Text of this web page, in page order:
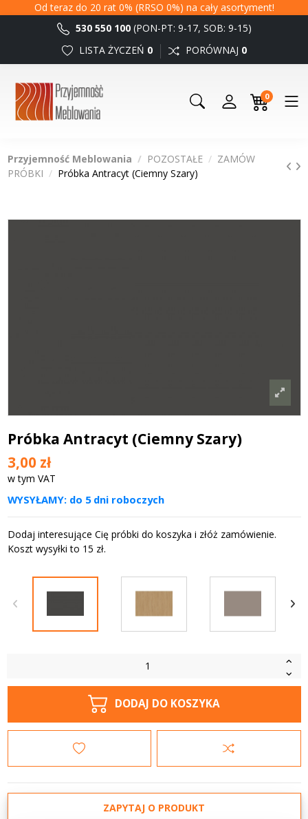
Od teraz do 20 rat 0% (RRSO 0%) na cały asortyment!
530 550 100 (PON-PT: 9-17, SOB: 9-15)
LISTA ŻYCZEŃ 0 PORÓWNAJ 0
0
Przyjemność Meblowania POZOSTAŁE
ZAMÓW
PRÓBKI
Próbka Antracyt (Ciemny Szary)
Próbka Antracyt (Ciemny Szary)
3,00 zł
w tym VAT
WYSYŁAMY: do 5 dni roboczych
Dodaj interesujące Cię próbki do koszyka i złóż zamówienie.
Koszt wysyłki to 15 zł.
DODAJ DO KOSZYKA
ZAPYTAJ O PRODUKT